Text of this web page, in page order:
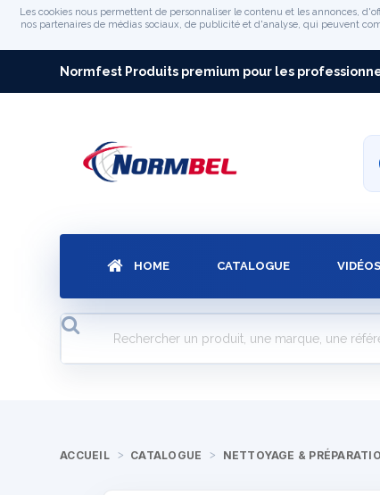
Les cookies nous permettent de personnaliser le contenu et les annonces,
nos partenaires de médias sociaux, de publicité et d'analyse, qui peuvent
Normfest Produits premium pour les
HOME CATALOGUE VIDÉOS
ACCUEIL CATALOGUE NETTOYAGE &